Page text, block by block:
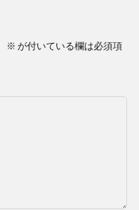
※ が付いている欄は必須項